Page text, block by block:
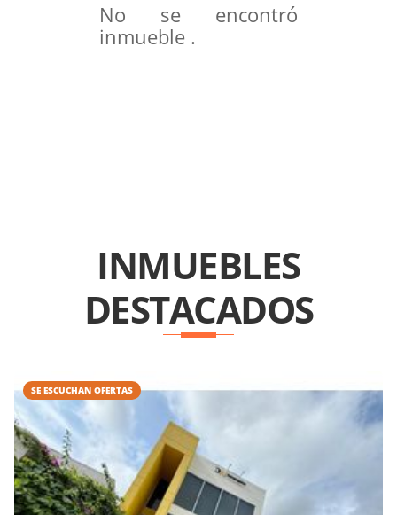
No se encontró
inmueble .
INMUEBLES
DESTACADOS
SE ESCUCHAN OFERTAS